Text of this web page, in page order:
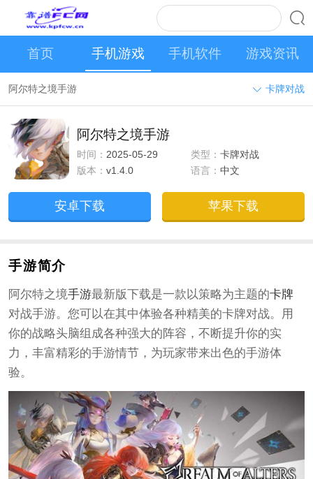
首页 手机游戏 手机软件 游戏资讯
阿尔特之境手游 卡牌对战
阿尔特之境手游
时间： 2025-05-29 类型：卡牌对战
版本：v1.4.0 语言：中文
安卓下载 苹果下载
手游简介
阿尔特之境手游最新版下载是一款以策略为主题的卡牌
对战手游。您可以在其中体验各种精美的卡牌对战。用
你的战略头脑组成各种强大的阵容，不断提升你的实
力，丰富精彩的手游情节，为玩家带来出色的手游体
验。